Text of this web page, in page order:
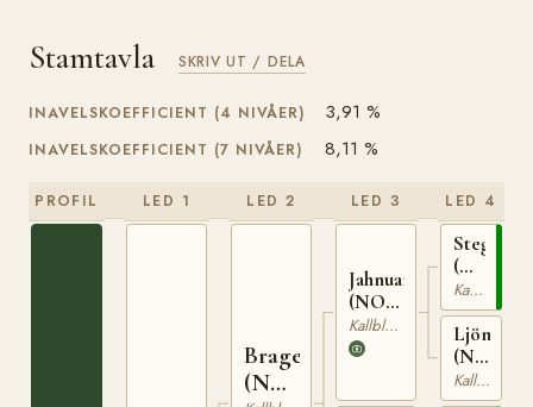
Stamtavla SKRIV UT / DELA
INAVELSKOEFFICIENT (4 NIVÅER) 3,91 %
INAVELSKOEFFICIENT (7 NIVÅER) 8,11 %
PROFIL LED 1 LED 2
Brage
(NO)
LED 3
Jahnuar
(NO)
N 1942
Kallblodig Travare
LED 4
Steggbest
(NO)
T-
233
Kallblodig Travare
Ljönna
(NO)
N Kallblodig Travare